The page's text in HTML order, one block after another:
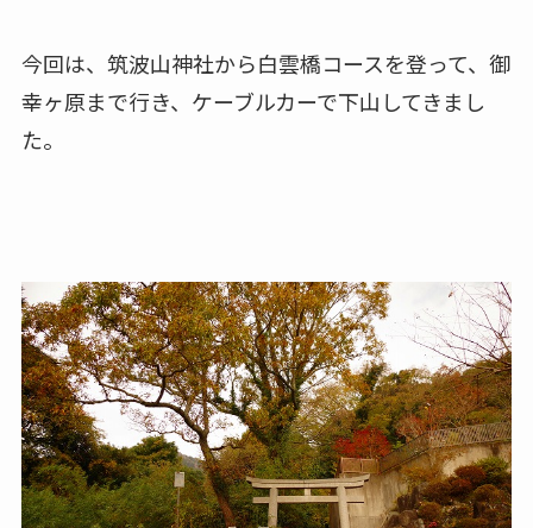
今回は、筑波山神社から白雲橋コースを登って、御
幸ヶ原まで行き、ケーブルカーで下山してきまし
た。